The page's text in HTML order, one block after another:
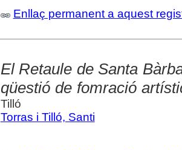
Enllaç permanent a aquest
El Retaule de Santa
qüestió de fomració
Tilló
Torras i Tilló, Santi